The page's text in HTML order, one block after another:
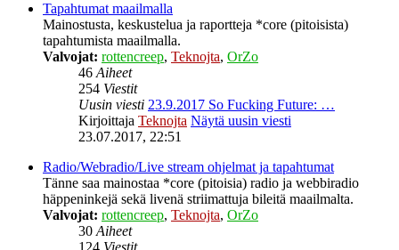
Tapahtumat maailmalla
Mainostusta, keskustelua ja raportteja *core (pitoisista)
tapahtumista maailmalla.
Valvojat: rottencreep, Teknojta, OrZo
46Aiheet
254 Viestit
Uusin viesti 23.9.2017 So Fucking Future: …
Kirjoittaja Teknojta Näytä uusin viesti
23.07.2017, 22:51
Radio/Webradio/Live stream ohjelmat ja tapahtumat
Tänne saa mainostaa *core (pitoisia) radio ja webbiradio
häppeninkejä sekä livenä striimattuja bileitä maailmalta.
Valvojat: rottencreep, Teknojta, OrZo
30Aiheet